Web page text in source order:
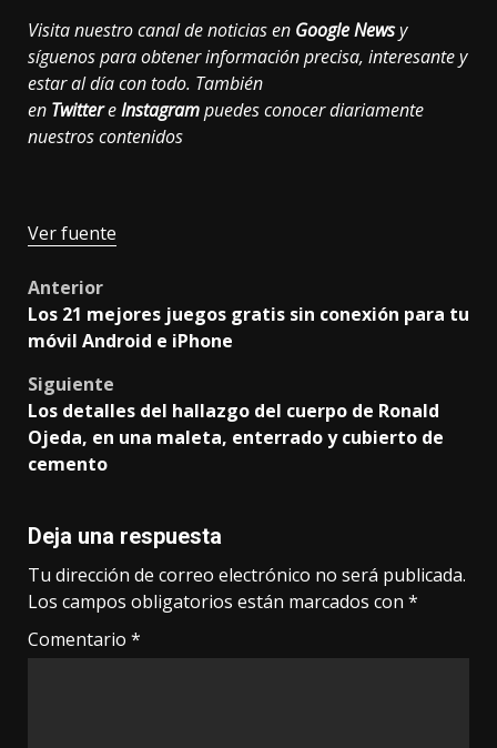
Visita nuestro canal de noticias en Google Newsy
síguenos para obtener información precisa, interesante y
estar al día con todo. También
en TwittereInstagrampuedes conocer diariamente
nuestros contenidos
Ver fuente
Post
navigation
Anterior
Los 21 mejores juegos gratis sin conexión para tu
móvil Android e iPhone
Siguiente
Los detalles del hallazgo del cuerpo de Ronald
Ojeda, en una maleta, enterrado y cubierto de
cemento
Deja una respuesta
Tu dirección de correo electrónico no será publicada.
Los campos obligatorios están marcados con *
Comentario *